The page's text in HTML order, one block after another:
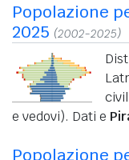
Popolazione
2025 (2002-2025)
e vedovi). Dati e
Popolazione